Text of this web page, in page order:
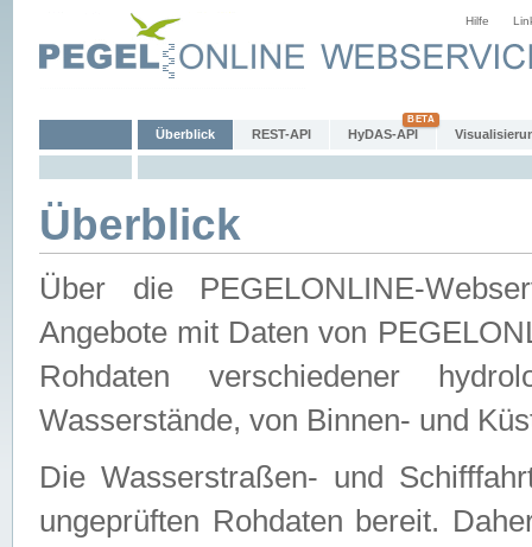
Hilfe
Überblick REST-API HyDAS-API
Überblick
Über die PEGELONLINE-
Angebote mit Daten von
Rohdaten verschiedener
Wasserstände, von Binnen- und
Die Wasserstraßen- und
ungeprüften Rohdaten bereit.